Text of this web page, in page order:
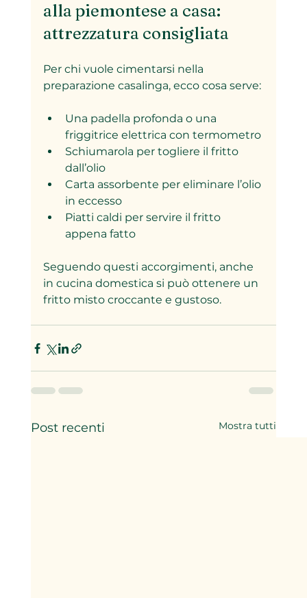
alla piemontese a casa:
attrezzatura consigliata
Per chi vuole cimentarsi nella
preparazione casalinga, ecco cosa serve:
Una padella profonda o una
friggitrice elettrica con termometro
Schiumarola per togliere il fritto
dall’olio
Carta assorbente per eliminare l’olio
in eccesso
Piatti caldi per servire il fritto
appena fatto
Seguendo questi accorgimenti, anche
in cucina domestica si può ottenere un
fritto misto croccante e gustoso.
Post recenti Mostra tutti